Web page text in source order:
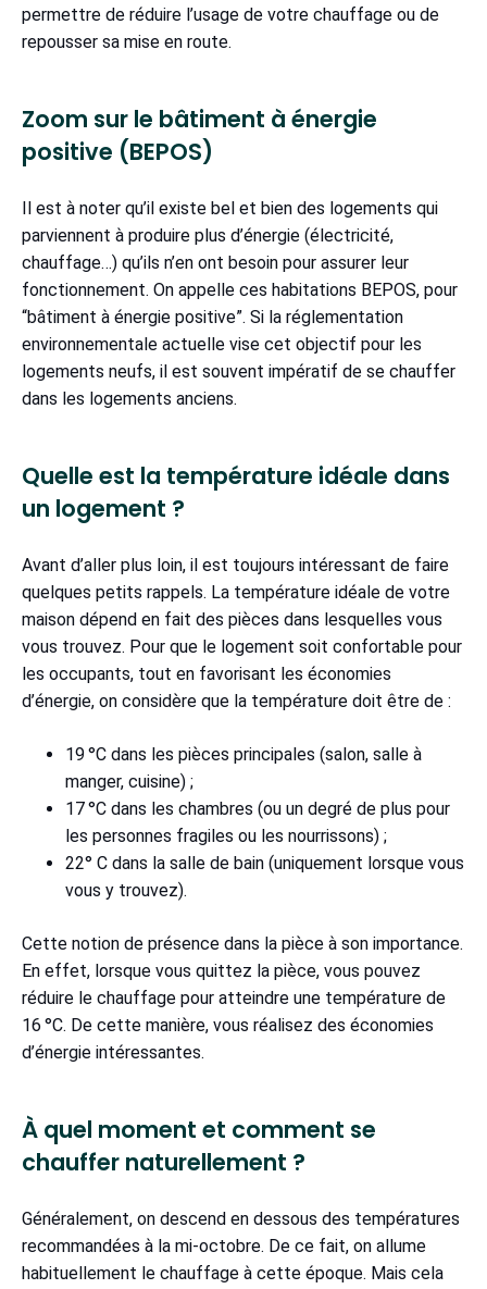
permettre de réduire l’usage de votre chauffage ou de
repousser sa mise en route.
Zoom sur le bâtiment à énergie
positive (BEPOS)
Il est à noter qu’il existe bel et bien des logements qui
parviennent à produire plus d’énergie (électricité,
chauffage…) qu’ils n’en ont besoin pour assurer leur
fonctionnement. On appelle ces habitations BEPOS, pour
“bâtiment à énergie positive”. Si la réglementation
environnementale actuelle vise cet objectif pour les
logements neufs, il est souvent impératif de se chauffer
dans les logements anciens.
Quelle est la température idéale dans
un logement ?
Avant d’aller plus loin, il est toujours intéressant de faire
quelques petits rappels. La température idéale de votre
maison dépend en fait des pièces dans lesquelles vous
vous trouvez. Pour que le logement soit confortable pour
les occupants, tout en favorisant les économies
d’énergie, on considère que la température doit être de :
19 °C dans les pièces principales (salon, salle à
manger, cuisine) ;
17 °C dans les chambres (ou un degré de plus pour
les personnes fragiles ou les nourrissons) ;
22° C dans la salle de bain (uniquement lorsque vous
vous y trouvez).
Cette notion de présence dans la pièce à son importance.
En effet, lorsque vous quittez la pièce, vous pouvez
réduire le chauffage pour atteindre une température de
16 °C. De cette manière, vous réalisez des économies
d’énergie intéressantes.
À quel moment et comment se
chauffer naturellement ?
Généralement, on descend en dessous des températures
recommandées à la mi-octobre. De ce fait, on allume
habituellement le chauffage à cette époque. Mais cela